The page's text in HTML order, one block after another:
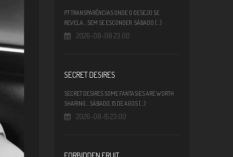
PT TRANSPARÊNCIAS ONDE O DESEJO SE
REVELA... SEM SE ESCONDER. SÁBADO (...)
2026-08-08 23:00
SECRET DESIRES
SECRET DESIRES SOME FANTASIES ARE WORTH
SHARING... SÁBADO, 15 DE AGOS (...)
2026-08-15 23:00